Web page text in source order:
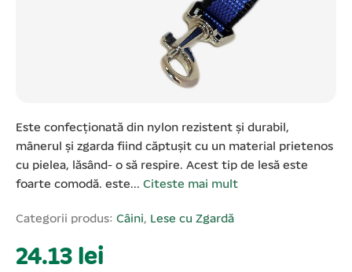
Este confecționată din nylon rezistent și durabil,
mânerul și zgarda fiind căptușit cu un material prietenos
cu pielea, lăsând- o să respire. Acest tip de lesă este
foarte comodă. este... Citeste mai mult
Categorii produs: Câini, Lese cu Zgardă
24.13 lei